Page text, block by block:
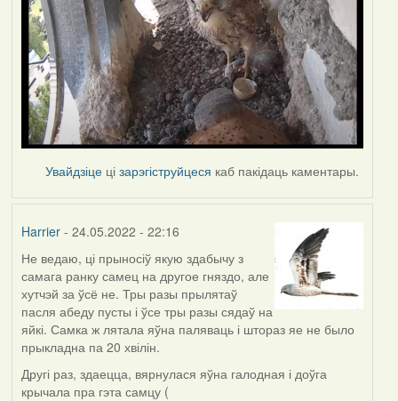
Увайдзіце цізарэгіструйцеся каб пакідаць каментары.
Harrier- 24.05.2022 - 22:16
Не ведаю, ці прыносіў якую здабычу з
самага ранку самец на другое гняздо, але
хутчэй за ўсё не. Тры разы прылятаў
пасля абеду пусты і ўсе тры разы сядаў на
яйкі. Самка ж лятала яўна паляваць і штораз яе не было
прыкладна па 20 хвілін.
Другі раз, здаецца, вярнулася яўна галодная і доўга
крычала пра гэта самцу (